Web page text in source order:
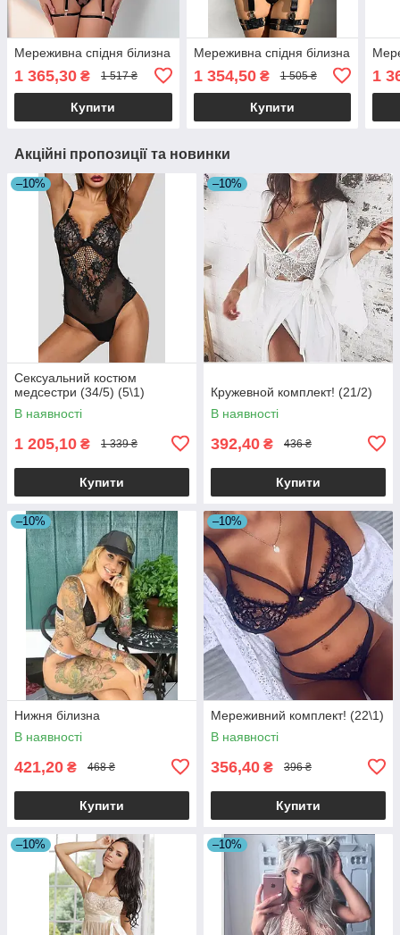
Мереживна спідня білизна
1 365,30 ₴ 1 517 ₴
Купити
Мереживна спідня білизна
1 354,50₴ 1 505 ₴
Купити
1
Акційні пропозиції та новинки
–10%
Сексуальний костюм
медсестри (34/5) (5\1)
В наявності
1 205,10 ₴ 1 339 ₴
Купити
–10%
Кружевной комплект! (21/2)
В наявності
392,40 ₴ 436 ₴
Купити
–10%
Нижня білизна
В наявності
421,20 ₴ 468 ₴
Купити
–10%
Мереживний комплект! (22\1)
В наявності
356,40 ₴ 396 ₴
Купити
–10% –10%